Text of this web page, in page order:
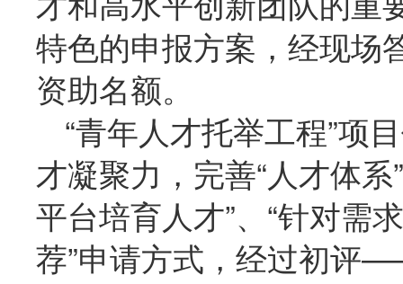
特色的申报方案，经现场
资助名额。
“青年人才托举工程”项
才凝聚力，完善“人才体
平台培育人才”、“针对需
荐”申请方式，经过初评